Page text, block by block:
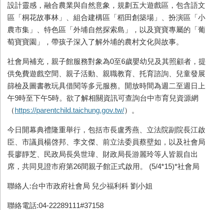
設計靈感，融合農業與自然意象，規劃五大遊戲區，包含語文
區「桐花故事林」、組合建構區「稻田創築場」、扮演區「小
農市集」、特色區「外埔自然探索島」，以及寶寶專屬的「葡
萄寶寶園」，帶孩子深入了解外埔的農村文化與故事。
社會局補充，親子館服務對象為0至6歲嬰幼兒及其照顧者，提
供免費遊戲空間、親子活動、親職教育、托育諮詢、兒童發展
篩檢及圖書教玩具借閱等多元服務。開放時間為週二至週日上
午9時至下午5時。欲了解相關資訊可查詢台中市育兒資源網
（https://parentchild.taichung.gov.tw/）。
今日開幕典禮隆重舉行，包括市長盧秀燕、立法院副院長江啟
臣、市議員楊啓邦、李文傑、前立法委員蔡壁如，以及社會局
長廖靜芝、民政局長吳世瑋、財政局長游麗玲等人皆親自出
席，共同見證市府第26間親子館正式啟用。 (5/4*15)*社會局
聯絡人:台中市政府社會局 兒少福利科 劉小姐
聯絡電話:04-22289111#37158